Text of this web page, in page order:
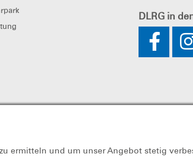
ermitteln und um unser Angebot stetig
DLRG in
60325 als gemeinnützig anerkannt. Spenden